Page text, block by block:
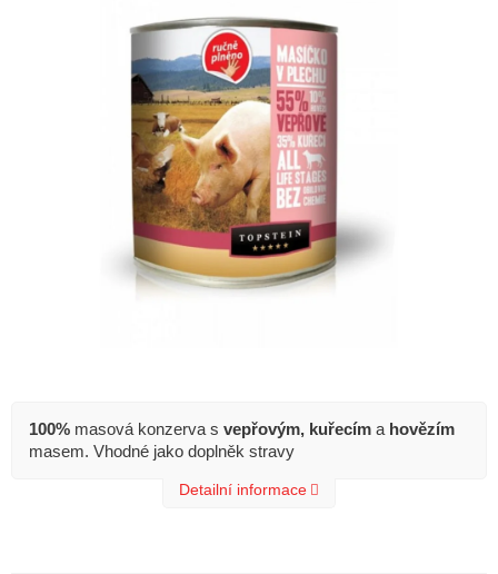
100% masová konzerva s vepřovým, kuřecím a hovězím
masem. Vhodné jako doplněk stravy
Detailní informace